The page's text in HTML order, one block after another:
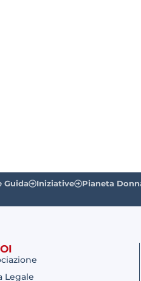
Guida Iniziative Pianeta
Legale